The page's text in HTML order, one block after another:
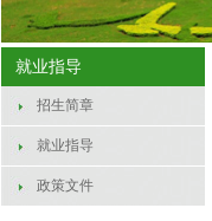
就业指导
招生简章
就业指导
政策文件